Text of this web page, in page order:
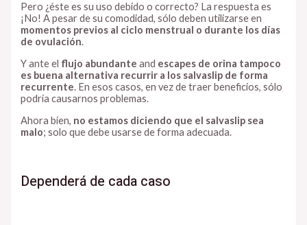
Pero ¿éste es su uso debido o correcto? La respuesta es
¡No! A pesar de su comodidad, sólo deben utilizarse en
momentos previos al ciclo menstrual o durante los días
de ovulación.
Y ante el flujo abundante and escapes de orina tampoco
es buena alternativa recurrir a los salvaslip de forma
recurrente. En esos casos, en vez de traer beneficios, sólo
podría causarnos problemas.
Ahora bien, no estamos diciendo que el salvaslip sea
malo; solo que debe usarse de forma adecuada.
Dependerá de cada caso